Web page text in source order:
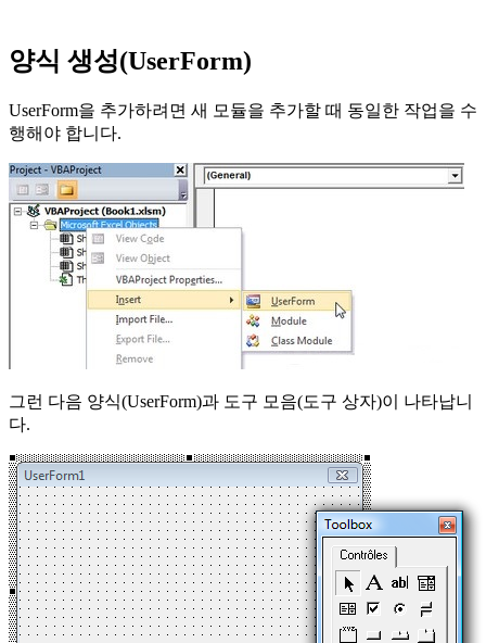
양식 생성(UserForm)
UserForm을 추가하려면 새 모듈을 추가할 때 동일한 작업을 수
행해야 합니다.
그런 다음 양식(UserForm)과 도구 모음(도구 상자)이 나타납니
다.